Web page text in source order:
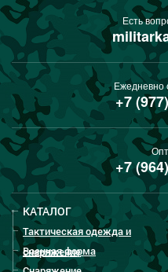
Есть
Ежедневно
+7
+7
КАТАЛОГ
Тактическая одежда и
снаряжение
Военная форма